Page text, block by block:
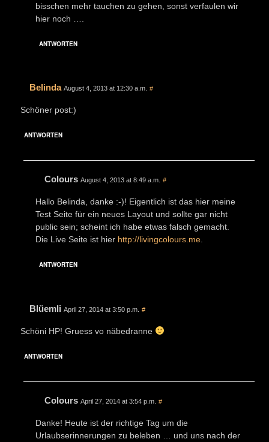
bisschen mehr tauchen zu gehen, sonst verfaulen wir
hier noch ….
ANTWORTEN
Belinda August 4, 2013 at 12:30 a.m. #
Schöner post:)
ANTWORTEN
Colours August 4, 2013 at 8:49 a.m. #
Hallo Belinda, danke :-)! Eigentlich ist das hier meine
Test Seite für ein neues Layout und sollte gar nicht
public sein; scheint ich habe etwas falsch gemacht.
Die Live Seite ist hier http://livingcolours.me
ANTWORTEN
Blüemli April 27, 2014 at 3:50 p.m. #
Schöni HP! Gruess vo näbedranne
ANTWORTEN
Colours April 27, 2014 at 3:54 p.m. #
Danke! Heute ist der richtige Tag um die
Urlaubserinnerungen zu beleben … und uns nach der